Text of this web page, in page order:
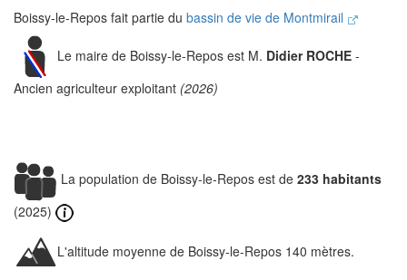
Boissy-le-Repos fait partie du bassin de vie de Montmirail
Le maire de Boissy-le-Repos est M. Didier ROCHE -
Ancien agriculteur exploitant (2026)
La population de Boissy-le-Repos est de 233 habitants
(2025)
L'altitude moyenne de Boissy-le-Repos 140 mètres.